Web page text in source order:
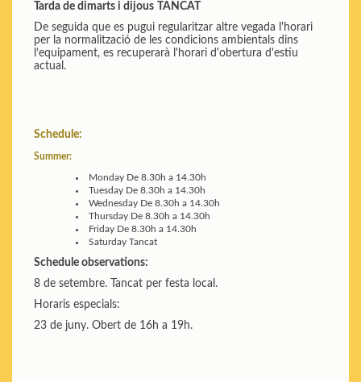
Tarda de dimarts i dijous
TANCAT
De seguida que es pugui regularitzar altre vegada l'horari
per la normalització de les condicions ambientals dins
l’equipament, es recuperarà l'horari d'obertura d'estiu
actual.
Schedule:
Summer:
Monday De 8.30h a 14.30h
Tuesday De 8.30h a 14.30h
Wednesday De 8.30h a 14.30h
Thursday De 8.30h a 14.30h
Friday De 8.30h a 14.30h
SaturdayTancat
Schedule observations:
8 de setembre. Tancat per festa local.
Horaris especials:
23 de juny. Obert de 16h a 19h.